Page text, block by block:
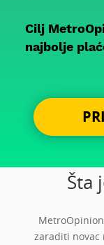
Cilj
najbolje
Šta
zaraditi novac